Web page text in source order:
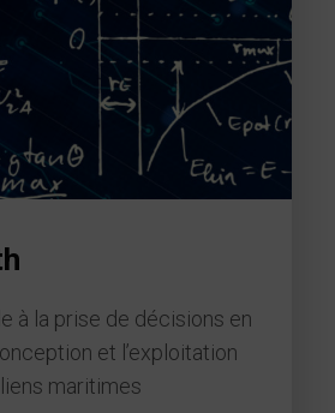
à la prise de décisions en
et l’exploitation
maritimes